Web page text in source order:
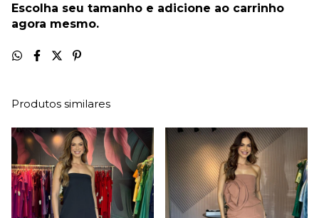
Escolha seu tamanho e adicione ao carrinho
agora mesmo.
Produtos similares